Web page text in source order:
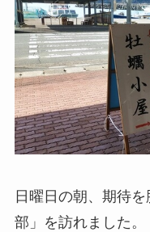
日曜日の朝、期待
部」を訪れました。